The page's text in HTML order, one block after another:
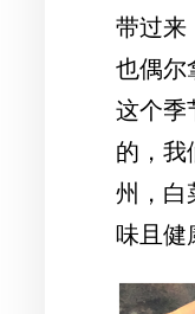
带过来
也偶尔
这个季
的，我
州，白
味且健